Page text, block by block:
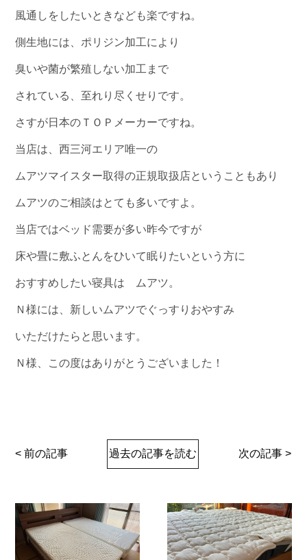
風通しをしたいときなども楽ですね。
側生地には、ポリジン加工により
臭いや菌が繁殖しない加工まで
されている、至れり尽くせりです。
さすが日本のＴＯＰメーカーですね。
当店は、西三河エリア唯一の
ムアツマイスター取得の正規取扱店ということもあり
ムアツのご相談はとても多いですよ。
当店ではベッド需要が多い昨今ですが
床や畳に敷ふとんをひいて眠りたいという方に
おすすめしたい寝具は ムアツ。
Ｎ様には、新しいムアツでぐっすりおやすみ
いただけたらと思います。
Ｎ様、この度はありがとうございました！
< 前の記事 過去の記事を読む 次の記事 >